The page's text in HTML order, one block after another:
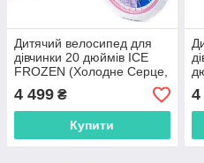
Дитячий велосипед для
дівчинки 20 дюймів ICE
FROZEN (Холодне Серце,
Ельза)
4 499 ₴
Купити
4